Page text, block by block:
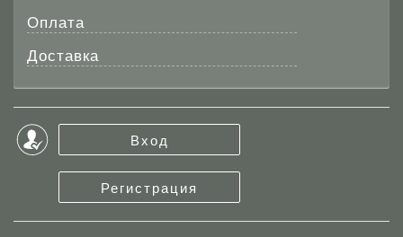
Оплата
Доставка
Вход
Регистрация